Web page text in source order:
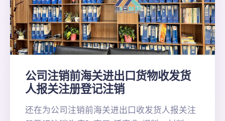
公司注销前海关进出口货物收发货
人报关注册登记注销
还在为公司注销前海关进出口收发货人报关注